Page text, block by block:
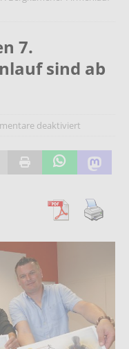
7.
sind ab
deaktiviert